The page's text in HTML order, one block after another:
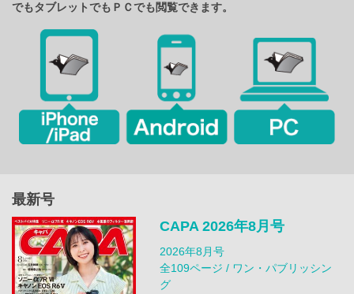
でもタブレットでもＰＣでも閲覧できます。
最新号
CAPA 2026年8月号
2026年8月号
全109ページ / ワン・パブリッシン
グ